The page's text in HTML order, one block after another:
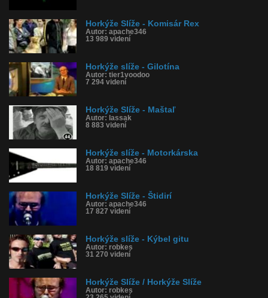
Horkýže Slíže - Komisár Rex
Autor: apache346
13 989 videní
Horkýže slíže - Gilotína
Autor: tier1voodoo
7 294 videní
Horkýže Slíže - Maštaľ
Autor: lassak
8 883 videní
Horkýže slíže - Motorkárska
Autor: apache346
18 819 videní
Horkýže Slíže - Štidirí
Autor: apache346
17 827 videní
Horkýže slíže - Kýbel gitu
Autor: robkes
31 270 videní
Horkýže Slíže / Horkýže Slíže
Autor: robkes